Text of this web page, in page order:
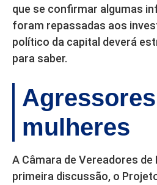
que se confirmar algumas
foram repassadas aos
político da capital deverá
para saber.
mulheres
A Câmara de Vereadores
primeira discussão, o